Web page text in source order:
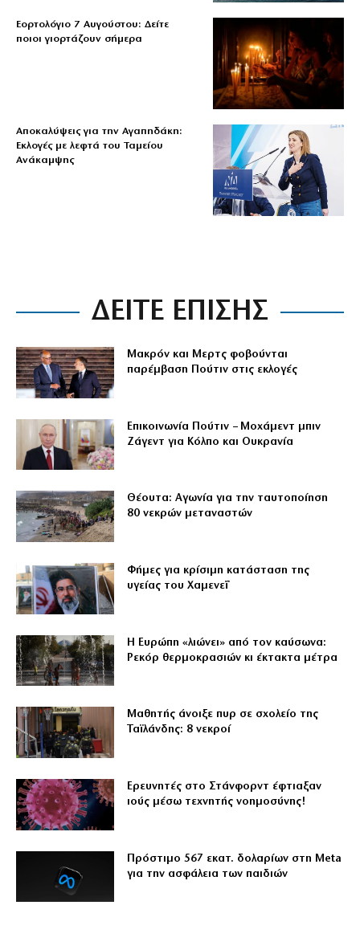
Εορτολόγιο 7 Αυγούστου: Δείτε
ποιοι γιορτάζουν σήμερα
Αποκαλύψεις για την Αγαπηδάκη:
Εκλογές με λεφτά του Ταμείου
Ανάκαμψης
ΔΕΙΤΕ ΕΠΙΣΗΣ
Μακρόν και Μερτς φοβούνται
παρέμβαση Πούτιν στις εκλογές
Επικοινωνία Πούτιν – Μοχάμεντ μπιν
Ζάγεντ για Κόλπο και Ουκρανία
Θέουτα: Αγωνία για την ταυτοποίηση
80 νεκρών μεταναστών
Φήμες για κρίσιμη κατάσταση της
υγείας του Χαμενεΐ
Η Ευρώπη «λιώνει» από τον καύσωνα:
Ρεκόρ θερμοκρασιών κι έκτακτα μέτρα
Μαθητής άνοιξε πυρ σε σχολείο της
Ταϊλάνδης: 8 νεκροί
Ερευνητές στο Στάνφορντ έφτιαξαν
ιούς μέσω τεχνητής νοημοσύνης!
Πρόστιμο 567 εκατ. δολαρίων στη Meta
για την ασφάλεια των παιδιών